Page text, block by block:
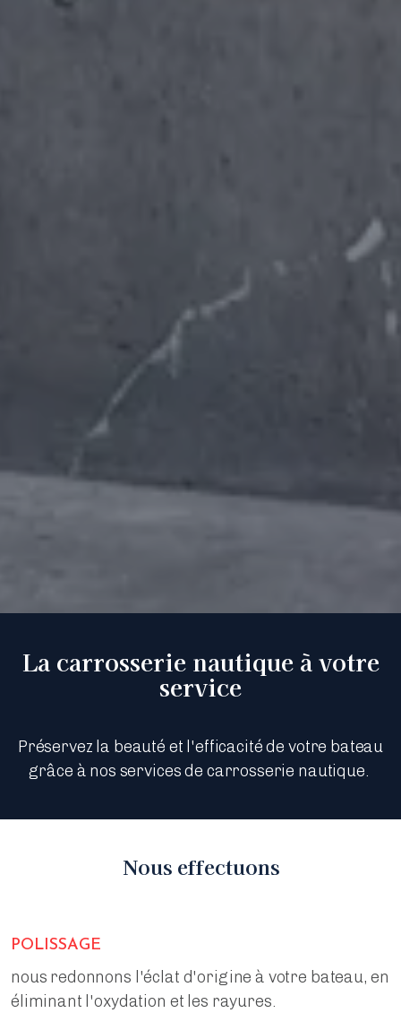
La carrosserie nautique à votre
service
Préservez la beauté et l'efficacité de votre bateau
grâce à nos services de carrosserie nautique.
Nous effectuons
POLISSAGE
nous redonnons l'éclat d'origine à votre bateau, en
éliminant l'oxydation et les rayures.